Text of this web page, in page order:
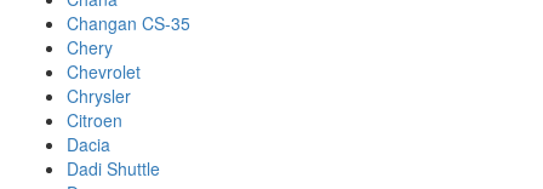
Changan CS-35
Chery
Chevrolet
Chrysler
Citroen
Dacia
Dadi Shuttle